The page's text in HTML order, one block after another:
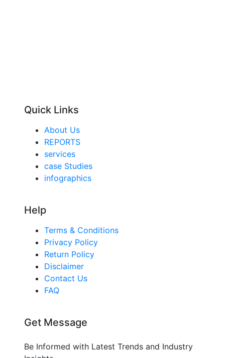
Quick Links
About Us
REPORTS
services
case Studies
infographics
Help
Terms & Conditions
Privacy Policy
Return Policy
Disclaimer
Contact Us
FAQ
Get Message
Be Informed with Latest Trends and Industry